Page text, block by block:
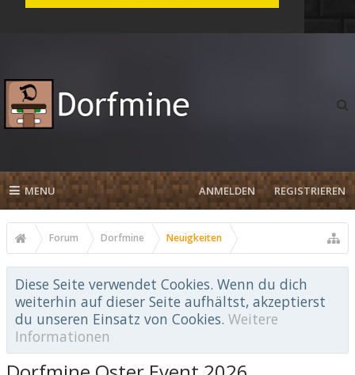
MENU ANMELDEN REGISTRIEREN
Forum Dorfmine Neuigkeiten
Diese Seite verwendet Cookies. Wenn du dich
weiterhin auf dieser Seite aufhältst, akzeptierst
du unseren Einsatz von Cookies. Weitere
Informationen